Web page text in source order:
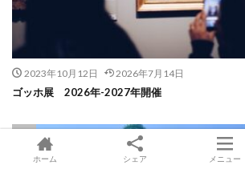
2023年10月12日 2026年7月14日
ゴッホ展 2026年-2027年開催
ホーム シェア メニュー